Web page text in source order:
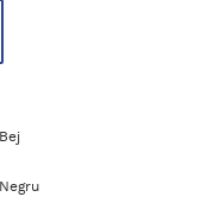
Bej
Negru